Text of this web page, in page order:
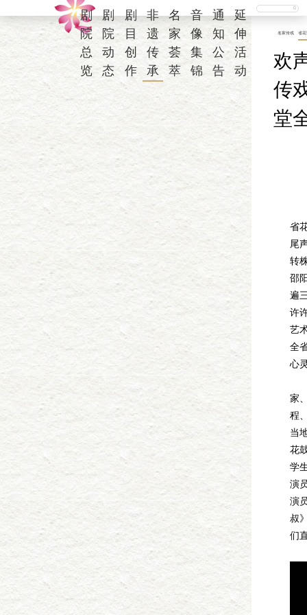
剧
院
总
览
剧
院
动
态
剧
目
创
作
非
遗
传
承
名
家
荟
萃
音
像
集
锦
通
知
公
告
延
伸
活
动
名家传戏 省花
欢
传
堂
省
尾
转
邵
遍
许
艺
全
心
家
程
当
花
学
演
演
叔
们